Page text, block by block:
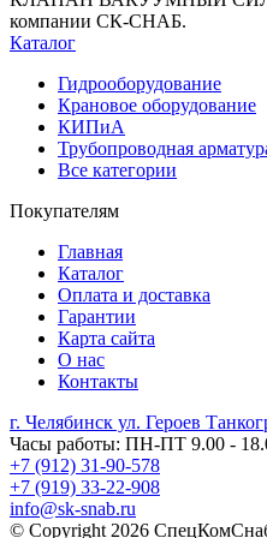
компании СК-СНАБ.
Каталог
Гидрооборудование
Крановое оборудование
КИПиА
Трубопроводная
Все категории
Покупателям
Главная
Каталог
Оплата и доставка
Гарантии
Карта сайта
О нас
Контакты
г. Челябинск ул. Героев
Часы работы: ПН-ПТ 9.00 -
+7 (912) 31-90-578
+7 (919) 33-22-908
info@sk-snab.ru
© Copyright 2026